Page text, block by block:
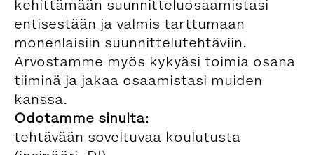
kehittämään suunnitteluosaamistasi
entisestään ja valmis tarttumaan
monenlaisiin suunnittelutehtäviin.
Arvostamme myös kykyäsi toimia osana
tiiminä ja jakaa osaamistasi muiden
kanssa.
Odotamme sinulta:
tehtävään soveltuvaa koulutusta